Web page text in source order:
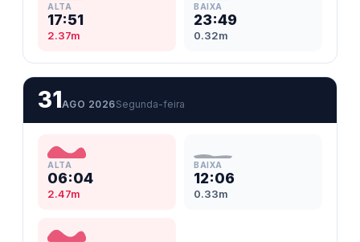
ALTA
17:51
2.37m
BAIXA
23:49
0.32m
31AGO 2026Segunda-feira
ALTA
06:04
2.47m
BAIXA
12:06
0.33m